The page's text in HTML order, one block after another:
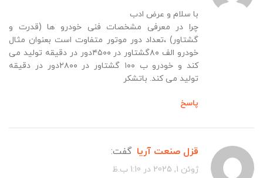
با سلام و عرض ادب
چرا در معرفی مشخصات فنی خودرو ها (قدرت و
گشتاور) ،تعداد دور موتور متفاوت است بعنوان مثال
خودرو الف ۸۰گشتاور در ۴۵۰۰دور در دقیقه تولید می
کند و خودرو ب ۱۰۰ گشتاور در ۲۸۰۰دور در دقیقه
تولید می کند. باتشکر
پاسخ
قزل صنعت آریا گفت:
ژوئن 1, 2025 در 1:10 ب.ظ